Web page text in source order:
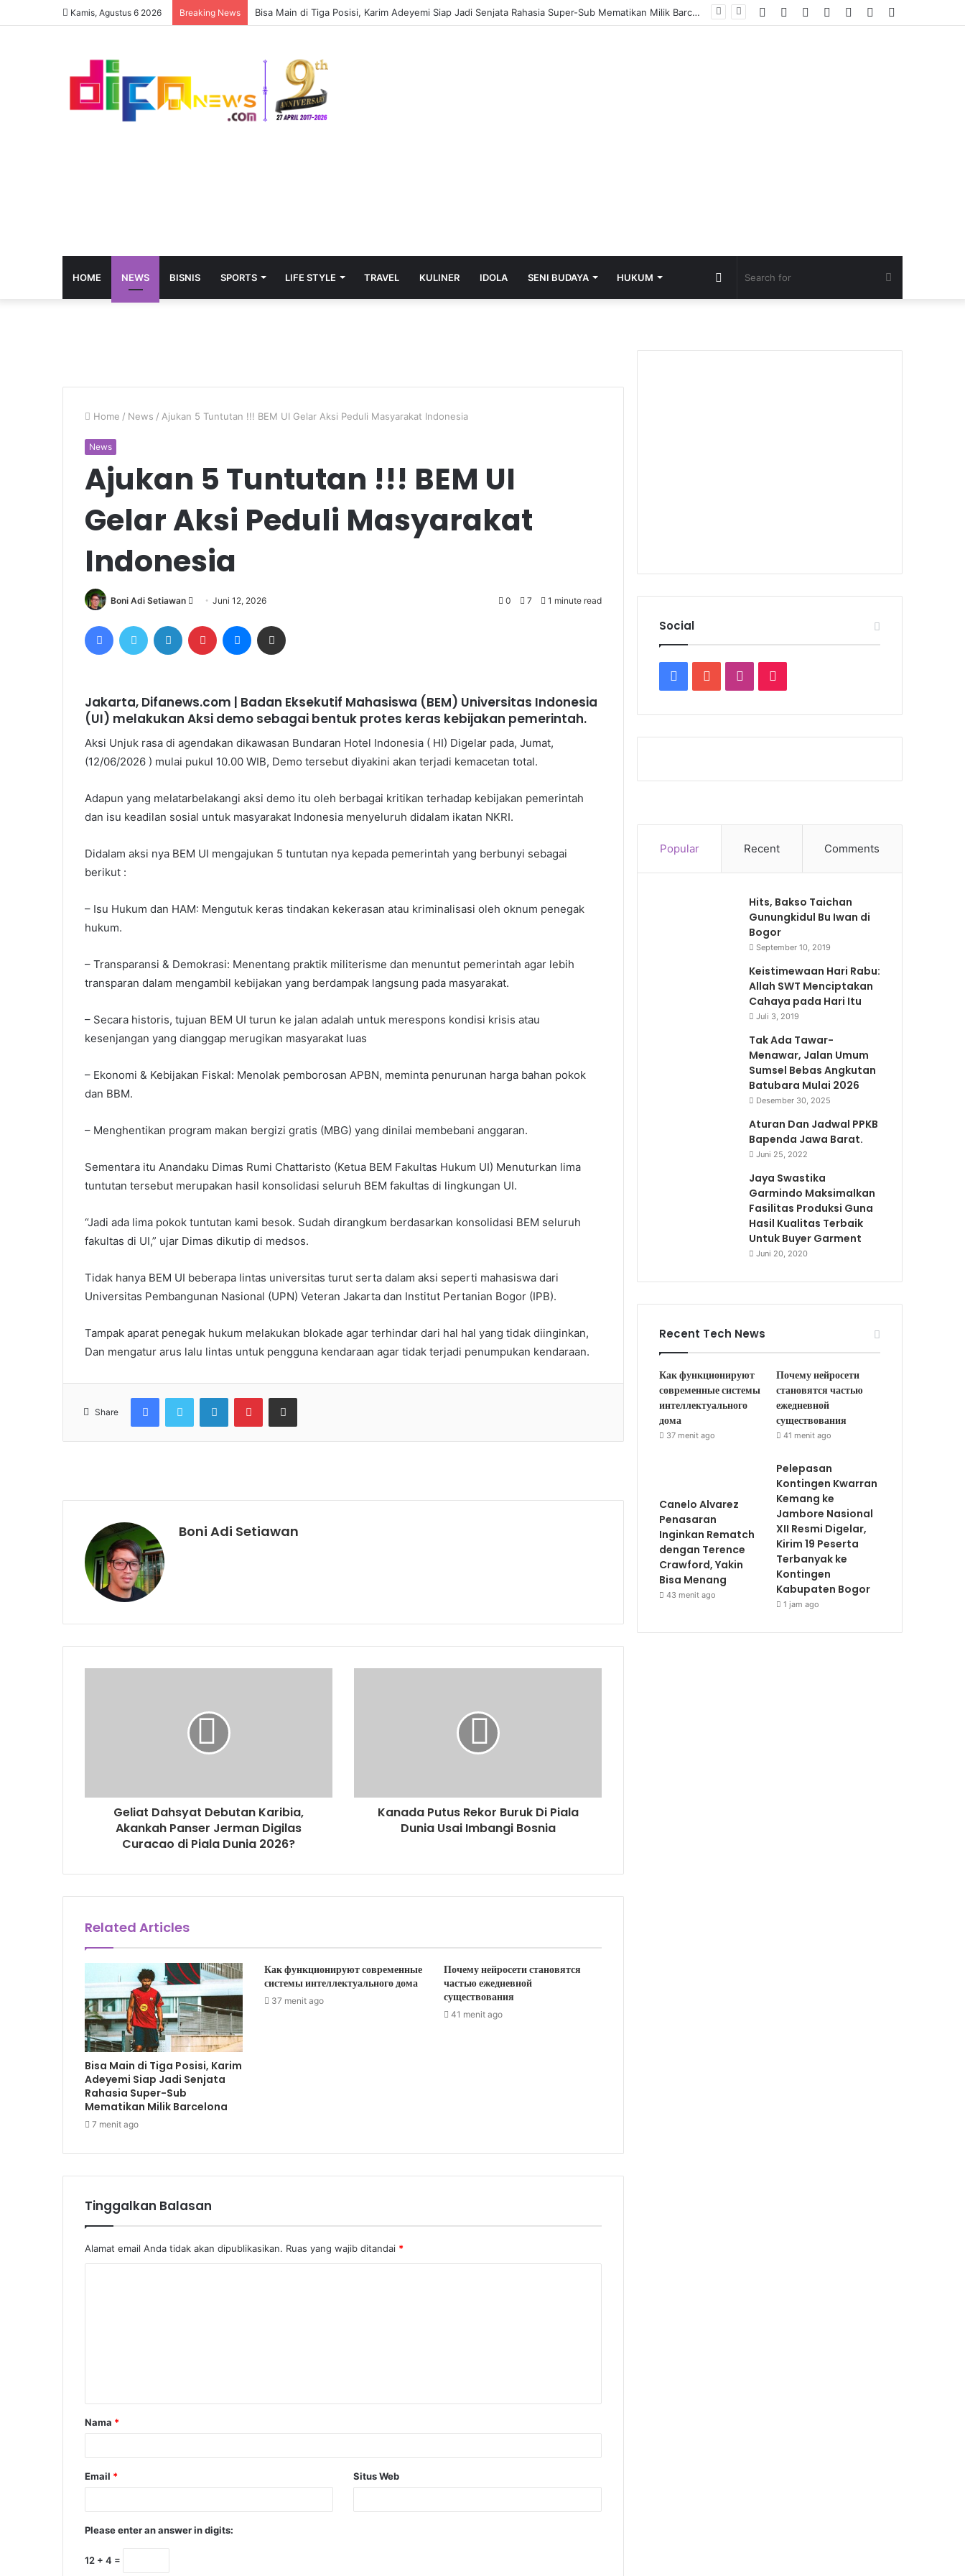
Kamis, Agustus 6 2026 Breaking News Как функционируют современные системы интеллектуального дома
Random
Log
TikTok
Instagram
YouTube
Facebook
HOME NEWS BISNIS SPORTS LIFE STYLE TRAVEL KULINER IDOLA SENI BUDAYA HUKUM Search
Random
Home / News / Ajukan 5 Tuntutan !!! BEM UI Gelar Aksi Peduli Masyarakat Indonesia
News
Ajukan 5 Tuntutan !!! BEM UI
Gelar Aksi Peduli Masyarakat
Indonesia
Boni Adi Setiawan
Send
email
Juni 12, 2026 0 7 1 minute read
FacebookTwitter LinkedIn Pinterest Messenger
Jakarta, Difanews.com | Badan Eksekutif Mahasiswa (BEM) Universitas Indonesia
(UI) melakukan Aksi demo sebagai bentuk protes keras kebijakan pemerintah.
Aksi Unjuk rasa di agendakan dikawasan Bundaran Hotel Indonesia ( HI) Digelar pada, Jumat,
(12/06/2026 ) mulai pukul 10.00 WIB, Demo tersebut diyakini akan terjadi kemacetan total.
Adapun yang melatarbelakangi aksi demo itu oleh berbagai kritikan terhadap kebijakan pemerintah
dan isu keadilan sosial untuk masyarakat Indonesia menyeluruh didalam ikatan NKRI.
Didalam aksi nya BEM UI mengajukan 5 tuntutan nya kepada pemerintah yang berbunyi sebagai
berikut :
– Isu Hukum dan HAM: Mengutuk keras tindakan kekerasan atau kriminalisasi oleh oknum penegak
hukum.
– Transparansi & Demokrasi: Menentang praktik militerisme dan menuntut pemerintah agar lebih
transparan dalam mengambil kebijakan yang berdampak langsung pada masyarakat.
– Secara historis, tujuan BEM UI turun ke jalan adalah untuk merespons kondisi krisis atau
kesenjangan yang dianggap merugikan masyarakat luas
– Ekonomi & Kebijakan Fiskal: Menolak pemborosan APBN, meminta penurunan harga bahan pokok
dan BBM.
– Menghentikan program makan bergizi gratis (MBG) yang dinilai membebani anggaran.
Sementara itu Anandaku Dimas Rumi Chattaristo (Ketua BEM Fakultas Hukum UI) Menuturkan lima
tuntutan tersebut merupakan hasil konsolidasi seluruh BEM fakultas di lingkungan UI.
“Jadi ada lima pokok tuntutan kami besok. Sudah dirangkum berdasarkan konsolidasi BEM seluruh
fakultas di UI,” ujar Dimas dikutip di medsos.
Tidak hanya BEM UI beberapa lintas universitas turut serta dalam aksi seperti mahasiswa dari
Universitas Pembangunan Nasional (UPN) Veteran Jakarta dan Institut Pertanian Bogor (IPB).
Tampak aparat penegak hukum melakukan blokade agar terhindar dari hal hal yang tidak diinginkan,
Dan mengatur arus lalu lintas untuk pengguna kendaraan agar tidak terjadi penumpukan kendaraan.
Share
FacebookTwitter LinkedInPinterestShare via Email
Boni Adi Setiawan
Geliat Dahsyat Debutan Karibia,
Akankah Panser Jerman Digilas
Curacao di Piala Dunia 2026?
Kanada Putus Rekor Buruk Di Piala
Dunia Usai Imbangi Bosnia
Related Articles
Bisa Main di Tiga Posisi, Karim
Adeyemi Siap Jadi Senjata
Rahasia Super-Sub
Mematikan Milik Barcelona
7 menit ago
Как функционируют современные
системы интеллектуального дома
37 menit ago
Почему нейросети становятся
частью ежедневной
существования
41 menit ago
Tinggalkan Balasan
Alamat email Anda tidak akan dipublikasikan. Ruas yang wajib ditandai *
Nama *
Email * Situs Web
Please enter an answer in digits:
12 + 4 =
Social
FacebookYouTubeInstagram
Popular Recent Comments
Hits, Bakso Taichan
Gunungkidul Bu Iwan di
Bogor
September 10, 2019
Keistimewaan Hari Rabu:
Allah SWT Menciptakan
Cahaya pada Hari Itu
Juli 3, 2019
Tak Ada Tawar-
Menawar, Jalan Umum
Sumsel Bebas Angkutan
Batubara Mulai 2026
Desember 30, 2025
Aturan Dan Jadwal PPKB
Bapenda Jawa Barat.
Juni 25, 2022
Jaya Swastika
Garmindo Maksimalkan
Fasilitas Produksi Guna
Hasil Kualitas Terbaik
Untuk Buyer Garment
Juni 20, 2020
Recent Tech News
Как функционируют
современные системы
интеллектуального
дома
37 menit ago
Почему нейросети
становятся частью
ежедневной
существования
41 menit ago
Canelo Alvarez
Penasaran
Inginkan Rematch
dengan Terence
Crawford, Yakin
Bisa Menang
43 menit ago
Pelepasan
Kontingen Kwarran
Kemang ke
Jambore Nasional
XII Resmi Digelar,
Kirim 19 Peserta
Terbanyak ke
Kontingen
Kabupaten Bogor
1 jam ago